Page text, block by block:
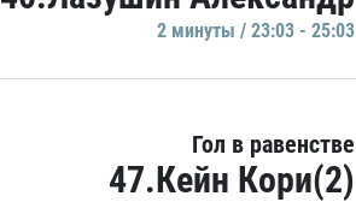
2 минуты / 23:03 - 25:03
Гол в равенстве
47.Кейн Кори(2)